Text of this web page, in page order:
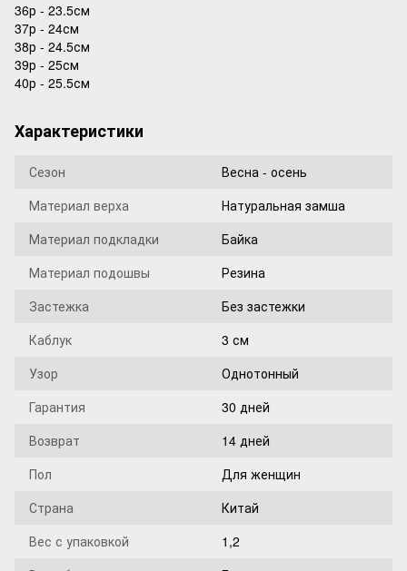
36р - 23.5см
37р - 24см
38р - 24.5см
39р - 25см
40р - 25.5см
Характеристики
Сезон
Весна - осень
Материал верха
Натуральная замша
Материал подкладки
Байка
Материал подошвы
Резина
Застежка
Без застежки
Каблук
3 см
Узор
Однотонный
Гарантия
30 дней
Возврат
14 дней
Пол
Для женщин
Страна
Китай
Вес с упаковкой
1,2